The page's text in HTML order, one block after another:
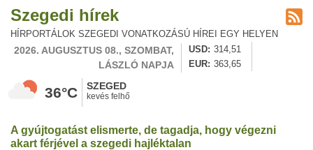
Szegedi hírek
HÍRPORTÁLOK SZEGEDI VONATKOZÁSÚ HÍREI EGY HELYEN
2026. AUGUSZTUS 08., SZOMBAT,
LÁSZLÓ NAPJA
USD
314,51
EUR
363,65
36°C SZEGED
kevés felhő
A gyújtogatást elismerte, de tagadja, hogy végezni
akart férjével a szegedi hajléktalan